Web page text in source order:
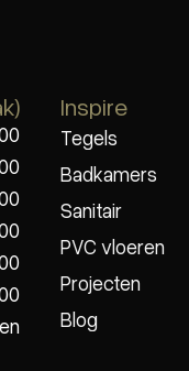
Inspire
Tegels
Badkamers
Sanitair
PVC vloeren
Projecten
Blog